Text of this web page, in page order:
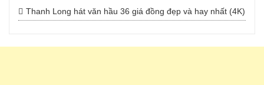
Thanh Long hát văn hầu 36 giá đồng đẹp và hay nhất (4K)